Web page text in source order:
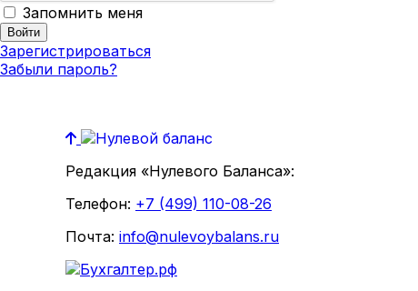
Запомнить меня
Зарегистрироваться
Забыли пароль?
Редакция «Нулевого Баланса»:
Телефон: +7 (499) 110-08-26
Почта: info@nulevoybalans.ru